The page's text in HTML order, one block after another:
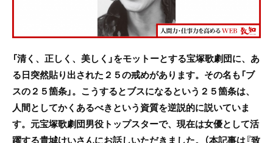
「清く、正しく、美しく」をモットーとする宝塚歌劇団に、あ
る日突然貼り出された２５の戒めがあります。その名も「ブ
スの２５箇条」。こうするとブスになるという２５箇条は、
人間としてかくあるべきという資質を逆説的に説いていま
す。元宝塚歌劇団男役トップスターで、現在は女優として活
躍する貴城けいさんにお話しいただきました。（本記事は『致